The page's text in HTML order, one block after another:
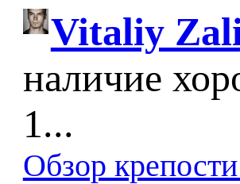
Vitaliy
наличие
1...
Обзор